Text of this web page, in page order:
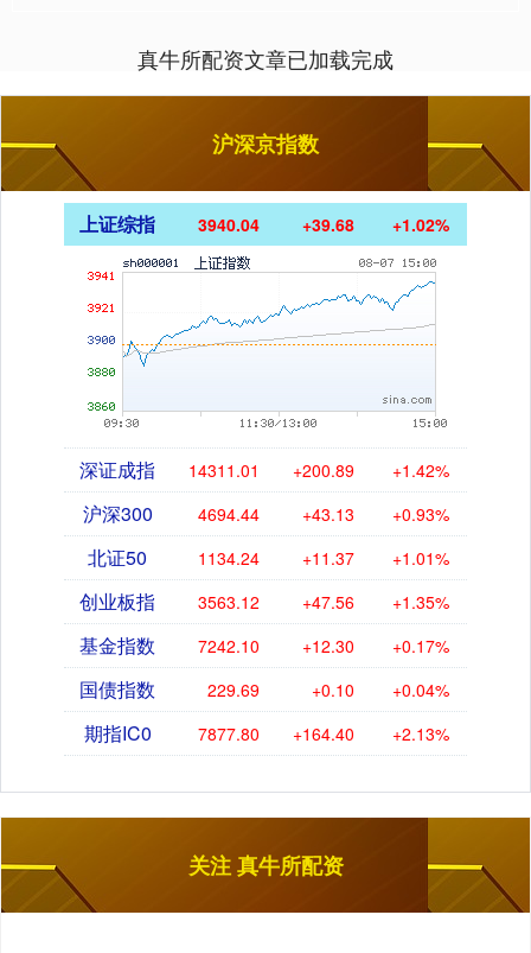
真牛所配资文章已加载完成
沪深京指数
上证综指 3940.04 +39.68 +1.02%
深证成指 14311.01 +200.89 +1.42%
沪深300 4694.44 +43.13 +0.93%
北证50 1134.24 +11.37 +1.01%
创业板指 3563.12 +47.56 +1.35%
基金指数 7242.10 +12.30 +0.17%
国债指数 229.69 +0.10 +0.04%
期指IC0 7877.80 +164.40 +2.13%
关注 真牛所配资